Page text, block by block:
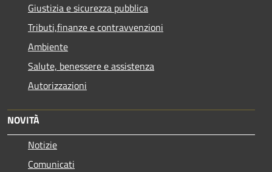
Giustizia e sicurezza pubblica
Tributi,finanze e contravvenzioni
Ambiente
Salute, benessere e assistenza
Autorizzazioni
NOVITÀ
Notizie
Comunicati